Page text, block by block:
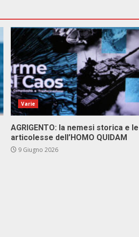
Varie
AGRIGENTO: la nemesi storica e le
articolesse dell’HOMO QUIDAM
9 Giugno 2026